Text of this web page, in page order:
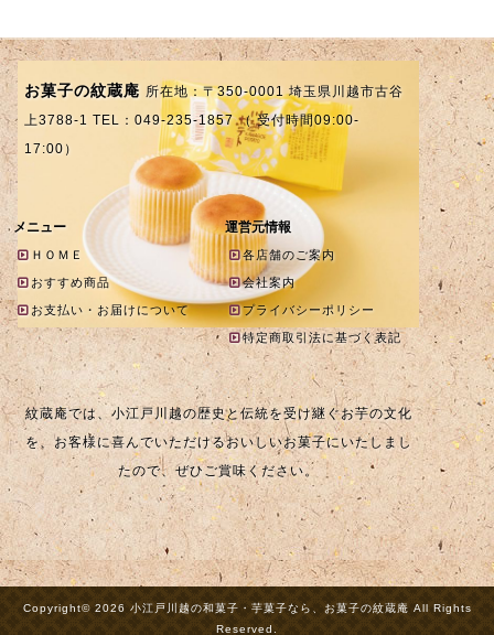
お菓子の紋蔵庵 所在地：〒350-0001 埼玉県川越市古谷
上3788-1 TEL：049-235-1857 （ 受付時間09:00-
17:00）
メニュー
ＨＯＭＥ
おすすめ商品
お支払い・お届けについて
運営元情報
各店舗のご案内
会社案内
プライバシーポリシー
特定商取引法に基づく表記
紋蔵庵では、小江戸川越の歴史と伝統を受け継ぐお芋の文化
を、お客様に喜んでいただけるおいしいお菓子にいたしまし
たので、ぜひご賞味ください。
Copyright© 2026 小江戸川越の和菓子・芋菓子なら、お菓子の紋蔵庵 All Rights
Reserved.